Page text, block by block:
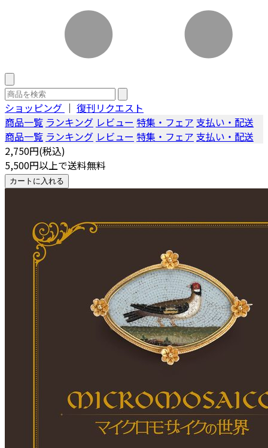
ショッピング ｜ 復刊リクエスト
商品一覧 ランキング レビュー 特集・フェア 支払い・配送
商品一覧 ランキング レビュー 特集・フェア 支払い・配送
2,750円(税込)
5,500円以上で送料無料
カートに入れる